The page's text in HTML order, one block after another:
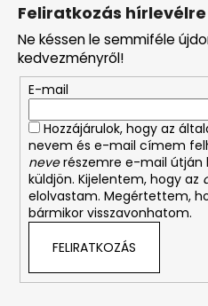
Feliratkozás hírlevélre
Ne késsen le semmiféle
kedvezményről!
E-mail
Hozzájárulok, hogy az
nevem és e-mail címem
neverészemre e-mail útján
küldjön. Kijelentem, hogy az
elolvastam. Megértettem,
bármikor visszavonhatom.
FELIRATKOZÁS